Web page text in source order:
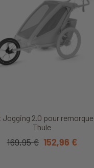
Jogging 2.0 pour remorque
Thule
169,95 € 152,96 €